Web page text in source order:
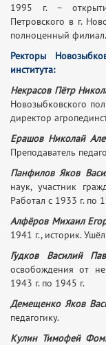
1995 г. –
Петровского в г.
полноценный филиал.
Ректоры
института:
Некрасов Пётр
Новозыбковского
директор
Ерашов Николай
Преподаватель
Панфилов Яков
наук, участник
Работал с 1933 г. по
Алфёров Михаил
1941 г., историк.
Гудков Василий
освобождения от
1943 г. по 1945 г.
Демещенко Яков
педагогику.
Кулин Тимофей